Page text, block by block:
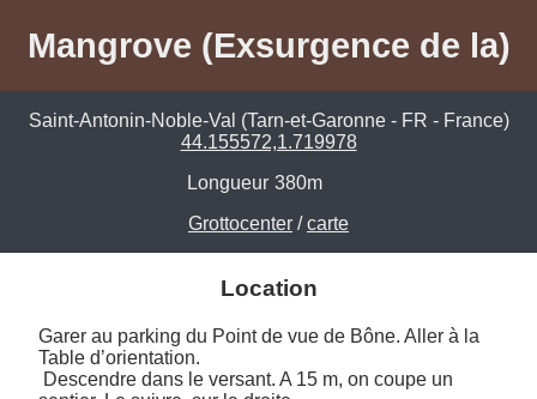
Mangrove (Exsurgence de la)
Saint-Antonin-Noble-Val (Tarn-et-Garonne - FR - France)
44.155572,1.719978
Longueur 380m
Grottocenter /carte
Location
Garer au parking du Point de vue de Bône. Aller à la
Table d’orientation.